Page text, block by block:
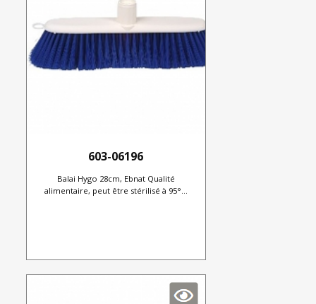
603-06196
Balai Hygo 28cm, Ebnat Qualité
alimentaire, peut être stérilisé à 95°...